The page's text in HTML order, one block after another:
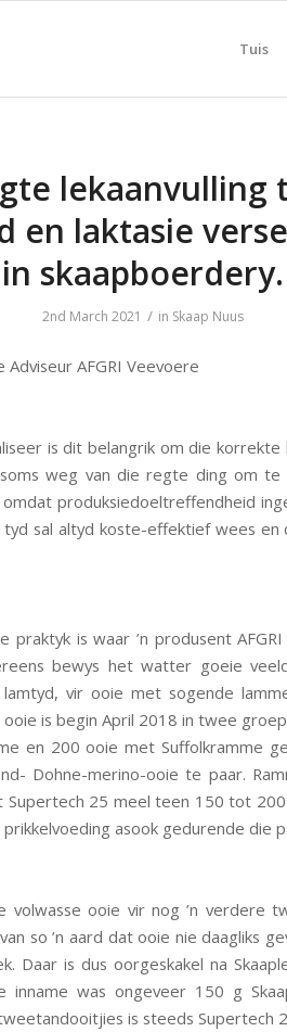
Tuis
lekaanvulling
en laktasie
in skaapboerdery.
2nd March 2021 / in Skaap Nuus
AFGRI Veevoere
is dit belangrik om die
weg van die regte ding om
produksiedoeltreffendheid
sal altyd koste-effektief wees en
praktyk is waar ’n produsent
bewys het watter goeie
vir ooie met sogende
is begin April 2018 in twee
en 200 ooie met Suffolkramme
Dohne-merino-ooie te paar.
Supertech 25 meel teen 150 tot
asook gedurende die
volwasse ooie vir nog ’n verdere
so ’n aard dat ooie nie daagliks
Daar is dus oorgeskakel na
inname was ongeveer 150 g
is steeds Supertech